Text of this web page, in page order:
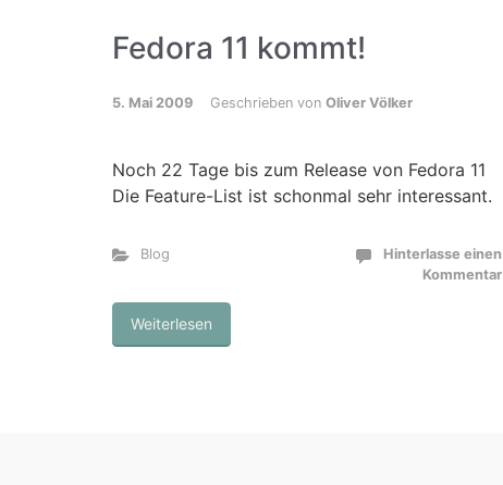
Fedora 11 kommt!
5. Mai 2009 Geschrieben von Oliver Völker
Noch 22 Tage bis zum Release von Fedora 11
Die Feature-List ist schonmal sehr interessant.
Blog
Hinterlasse einen
Kommentar
Weiterlesen